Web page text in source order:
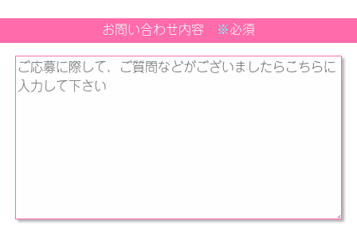
お問い合わせ内容 ※必須